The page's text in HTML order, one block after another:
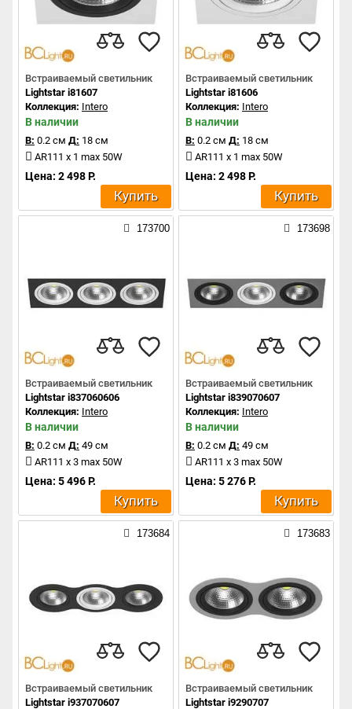
Встраиваемый светильник
Lightstar i81607
Коллекция: Intero
В наличии
В: 0.2 см Д: 18 см
AR111 x 1 max 50W
Цена: 2 498 Р.
Купить
Встраиваемый светильник
Lightstar i81606
Коллекция: Intero
В наличии
В: 0.2 см Д: 18 см
AR111 x 1 max 50W
Цена: 2 498 Р.
Купить
173700
Встраиваемый светильник
Lightstar i837060606
Коллекция: Intero
В наличии
В: 0.2 см Д: 49 см
AR111 x 3 max 50W
Цена: 5 496 Р.
Купить
173698
Встраиваемый светильник
Lightstar i839070607
Коллекция: Intero
В наличии
В: 0.2 см Д: 49 см
AR111 x 3 max 50W
Цена: 5 276 Р.
Купить
173684
Встраиваемый светильник
Lightstar i937070607
173683
Встраиваемый светильник
Lightstar i9290707